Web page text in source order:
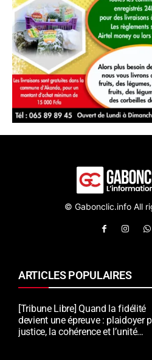
© Gabonclic.info All
ARTICLES POPULAIRES
[Tribune Libre] Quand la fidélité
devient une épreuve : plaidoyer
justice, la cohérence et l’unité